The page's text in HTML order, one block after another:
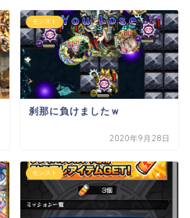
モンスト
刹那に負けましたｗ
2020年9月28日
モンスト